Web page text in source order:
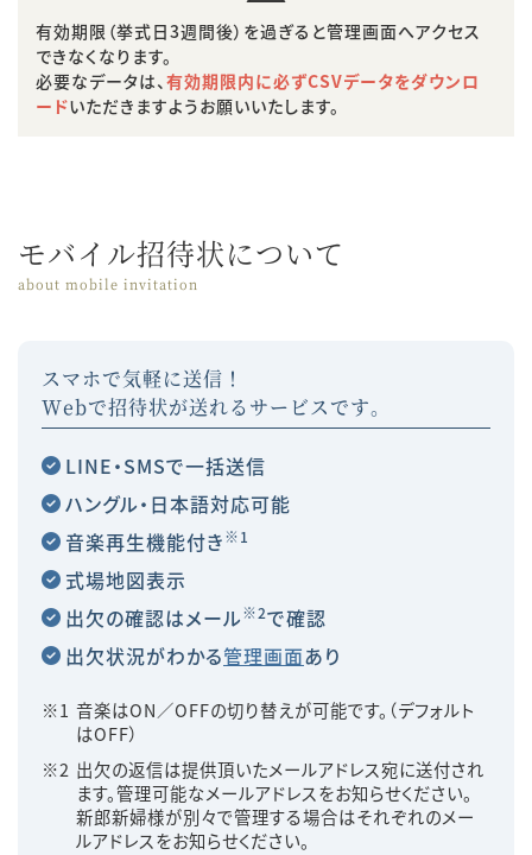
有効期限（挙式日3週間後）を過ぎると管理画面へアクセス
できなくなります。
必要なデータは、有効期限内に必ずCSVデータをダウンロ
ードいただきますようお願いいたします。
モバイル招待状について
about mobile invitation
スマホで気軽に送信！
Webで招待状が送れるサービスです。
LINE・SMSで一括送信
ハングル・日本語対応可能
音楽再生機能付き※1
式場地図表示
出欠の確認はメール※2で確認
出欠状況がわかる管理画面あり
※1 音楽はON／OFFの切り替えが可能です。（デフォルト
はOFF）
※2 出欠の返信は提供頂いたメールアドレス宛に送付され
ます。管理可能なメールアドレスをお知らせください。
新郎新婦様が別々で管理する場合はそれぞれのメー
ルアドレスをお知らせください。